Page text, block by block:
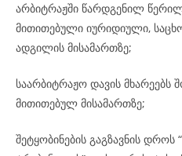
არბიტრაჟში წარდგენილ
მითითებული იურიდიული,
ადგილის მისამართზე;
საარბიტრაჟო დავის მხარეებს
მითითებულ მისამართზე;
შეტყობინების გაგზავნის